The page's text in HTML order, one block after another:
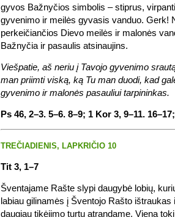
gyvos Bažnyčios simbolis – stiprus,
gyvenimo ir meilės gyvasis vanduo. Gerk!
perkeičiančios Dievo meilės ir malonės
Bažnyčia ir pasaulis atsinaujins.
Viešpatie, aš neriu į Tavojo gyvenimo
man priimti viską, ką Tu man duodi, kad
gyvenimo ir malonės pasauliui tarpininkas.
Ps 46, 2–3. 5–6. 8–9; 1 Kor 3, 9–11.
TREČIADIENIS, LAPKRIČIO 10
Tit 3, 1–7
Šventajame Rašte slypi daugybė lobių,
labiau gilinamės į Šventojo Rašto
daugiau tikėjimo turtų atrandame. Viena